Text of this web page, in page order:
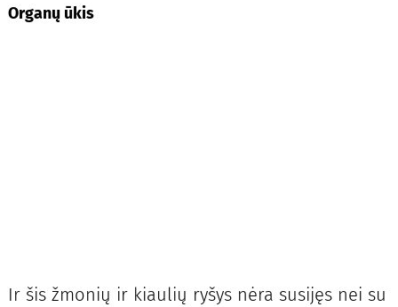
Organų ūkis
Ir šis žmonių ir kiaulių ryšys nėra susijęs nei su